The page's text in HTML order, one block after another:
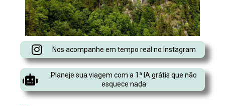
Nos acompanhe em tempo real no Instagram
Planeje sua viagem com a 1ª IA grátis que não
esquece nada